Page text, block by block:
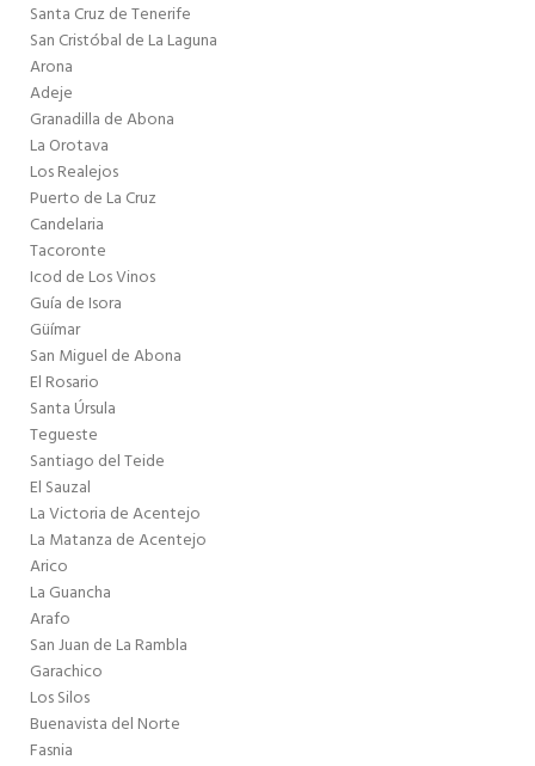
Santa Cruz de Tenerife
San Cristóbal de La Laguna
Arona
Adeje
Granadilla de Abona
La Orotava
Los Realejos
Puerto de La Cruz
Candelaria
Tacoronte
Icod de Los Vinos
Guía de Isora
Güímar
San Miguel de Abona
El Rosario
Santa Úrsula
Tegueste
Santiago del Teide
El Sauzal
La Victoria de Acentejo
La Matanza de Acentejo
Arico
La Guancha
Arafo
San Juan de La Rambla
Garachico
Los Silos
Buenavista del Norte
Fasnia